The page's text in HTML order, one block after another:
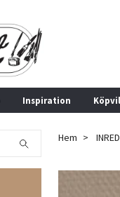
Inspiration
Hem